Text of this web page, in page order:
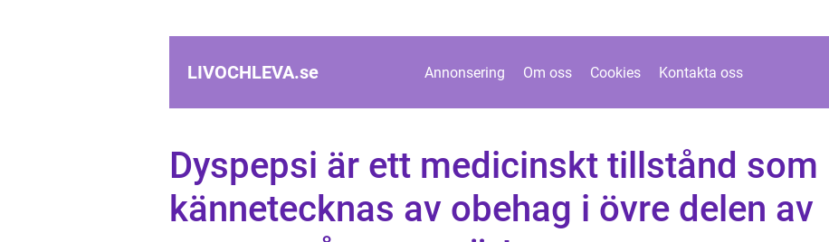
LIVOCHLEVA.se Annonsering Om oss Cookies Kontakta oss
Dyspepsi är ett medicinskt tillstånd som
kännetecknas av obehag i övre delen av